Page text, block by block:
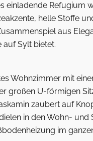
einladende
helle Stoffe
aus
auf Sylt bietet.
Wohnzimmer mit
großen U-förmigen
zaubert auf
in den Wohn-
im